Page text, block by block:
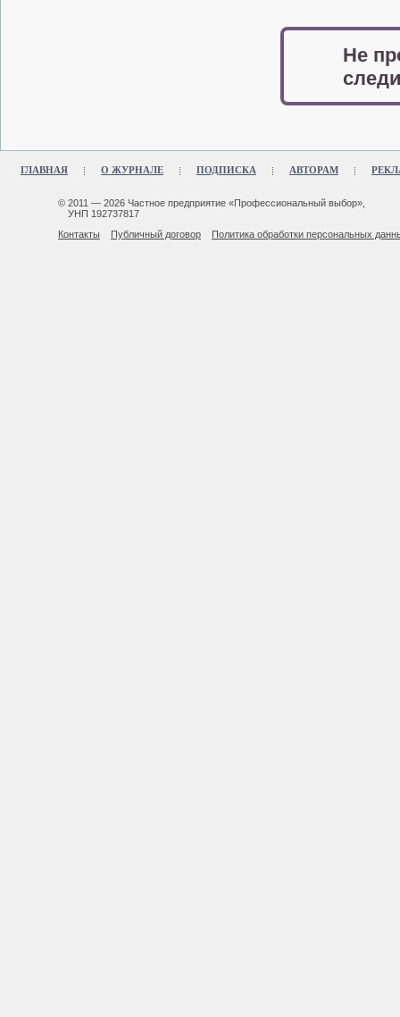
Не
ГЛАВНАЯ О ЖУРНАЛЕ ПОДПИСКА АВТОРАМ
© 2011 — 2026 Частное предприятие «Профессиональный выбор»,
УНП 192737817
Контакты
Публичный договор Политика обработки персональных